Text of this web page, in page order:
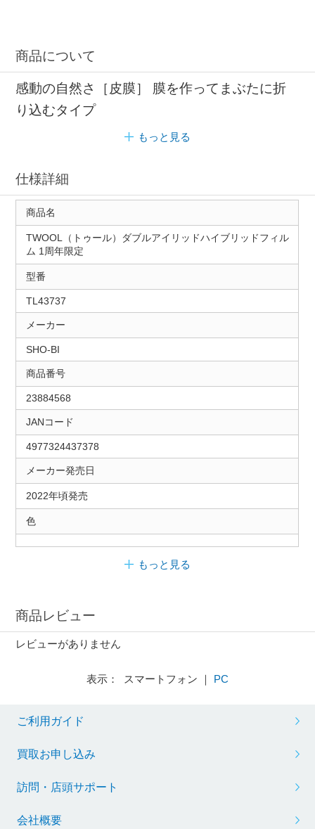
商品について
感動の自然さ［皮膜］ 膜を作ってまぶたに折
り込むタイプ
もっと見る
仕様詳細
商品名
TWOOL（トゥール）ダブルアイリッドハイブリッドフィル
ム 1周年限定
型番
TL43737
メーカー
SHO-BI
商品番号
23884568
JANコード
4977324437378
メーカー発売日
2022年頃発売
色
もっと見る
商品レビュー
レビューがありません
表示： スマートフォン ｜ PC
ご利用ガイド
買取お申し込み
訪問・店頭サポート
会社概要